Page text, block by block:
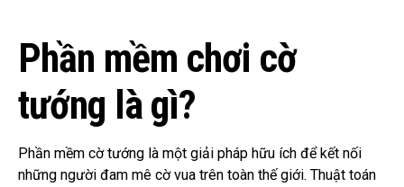
Phần mềm chơi cờ
tướng là gì?
Phần mềm cờ tướng là một giải pháp hữu ích để kết nối
những người đam mê cờ vua trên toàn thế giới. Thuật toán